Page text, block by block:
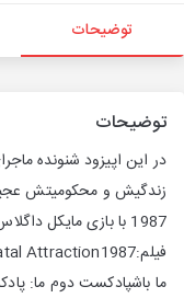
توضیحات
توضیحات
در این اپیزود شنونده
زندگیش و محکومیتش
1987 با بازی مایکل